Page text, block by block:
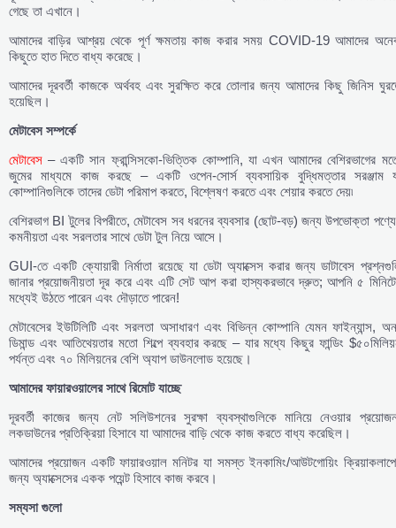
গেছে তা এখানে।
আমাদের বাড়ির আশ্রয় থেকে পূর্ণ ক্ষমতায় কাজ করার সময় COVID-19 আমাদের
কিছুতে হাত দিতে বাধ্য করেছে।
আমাদের দূরবর্তী কাজকে অর্থবহ এবং সুরক্ষিত করে তোলার জন্য আমাদের কিছু জিনিস
হয়েছিল।
মেটাবেসসম্পর্কে
মেটাবেস – একটি সান ফ্রান্সিসকো-ভিত্তিক কোম্পানি, যা এখন আমাদের বেশিরভাগের
জুমের মাধ্যমে কাজ করছে – একটি ওপেন-সোর্স ব্যবসায়িক বুদ্ধিমত্তার সরঞ্জাম
কোম্পানিগুলিকে তাদের ডেটা পরিমাপ করতে, বিশ্লেষণ করতে এবং শেয়ার করতে দেয়৷
বেশিরভাগ BI টুলের বিপরীতে, মেটাবেস সব ধরনের ব্যবসার (ছোট-বড়) জন্য উপভোক্তা
কমনীয়তা এবং সরলতার সাথে ডেটা টুল নিয়ে আসে।
GUI-তে একটি ক্যোয়ারী নির্মাতা রয়েছে যা ডেটা অ্যাক্সেস করার জন্য ডাটাবেস
জানার প্রয়োজনীয়তা দূর করে এবং এটি সেট আপ করা হাস্যকরভাবে দ্রুত; আপনি ৫
মধ্যেই উঠতে পারেন এবং দৌড়াতে পারেন!
মেটাবেসের ইউটিলিটি এবং সরলতা অসাধারণ এবং বিভিন্ন কোম্পানি যেমন ফাইন্যান্স,
ডিমান্ড এবং আতিথেয়তার মতো শিল্পে ব্যবহার করছে – যার মধ্যে কিছুর ফান্ডিং
পর্যন্ত এবং ৭০ মিলিয়নের বেশি অ্যাপ ডাউনলোড হয়েছে।
আমাদেরফায়ারওয়ালেরসাথেরিমোটযাচ্ছে
দূরবর্তী কাজের জন্য নেট সলিউশনের সুরক্ষা ব্যবস্থাগুলিকে মানিয়ে নেওয়ার
লকডাউনের প্রতিক্রিয়া হিসাবে যা আমাদের বাড়ি থেকে কাজ করতে বাধ্য করেছিল।
আমাদের প্রয়োজন একটি ফায়ারওয়াল মনিটর যা সমস্ত ইনকামিং/আউটগোয়িং
জন্য অ্যাক্সেসের একক পয়েন্ট হিসাবে কাজ করবে।
সম্যসাগুলো